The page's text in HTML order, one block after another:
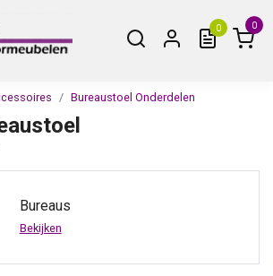
0 0
Bureaustoel Onderdelen
Bureaus
Bekijken